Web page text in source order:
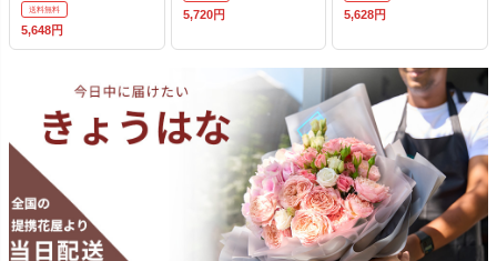
送料無料
5,648円
5,720円 5,628円